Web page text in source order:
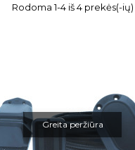
Rodoma 1-4 iš 4 prekės(-ių)
Greita peržiūra